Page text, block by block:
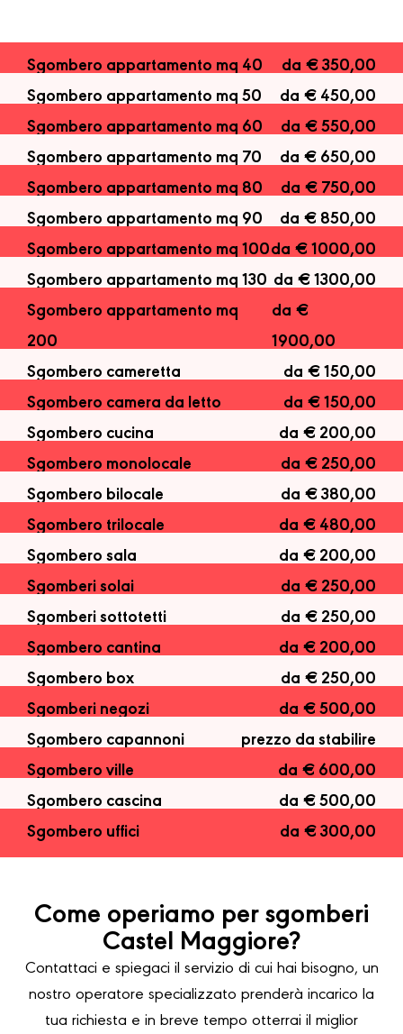
Sgombero appartamento mq 40
da € 350,00
Sgombero appartamento mq 50
da € 450,00
Sgombero appartamento mq 60
da € 550,00
Sgombero appartamento mq 70
da € 650,00
Sgombero appartamento mq 80
da € 750,00
Sgombero appartamento mq 90
da € 850,00
Sgombero appartamento mq 100da € 1000,00
Sgombero appartamento mq 130 da € 1300,00
Sgombero appartamento mq
200
da €
1900,00
Sgombero cameretta
da € 150,00
Sgombero camera da letto
da € 150,00
Sgombero cucina
da € 200,00
Sgombero monolocale
da € 250,00
Sgombero bilocale
da € 380,00
Sgombero trilocale
da € 480,00
Sgombero sala
da € 200,00
Sgomberi solai
da € 250,00
Sgomberi sottotetti
da € 250,00
Sgombero cantina
da € 200,00
Sgombero box
da € 250,00
Sgomberi negozi
da € 500,00
Sgombero capannoni
prezzo da stabilire
Sgombero ville
da € 600,00
Sgombero cascina
da € 500,00
Sgombero uffici
da € 300,00
Come operiamo per sgomberi
Castel Maggiore?
Contattaci e spiegaci il servizio di cui hai bisogno, un
nostro operatore specializzato prenderà incarico la
tua richiesta e in breve tempo otterrai il miglior